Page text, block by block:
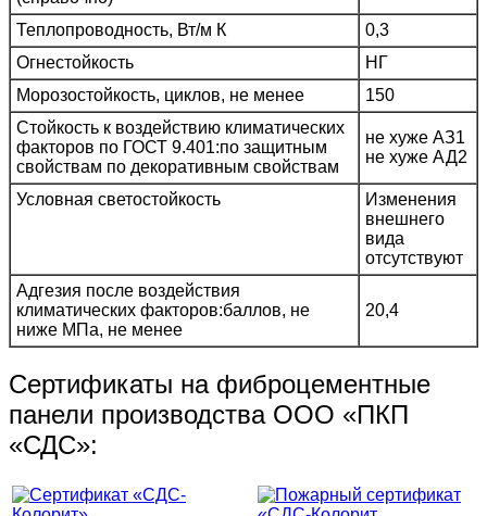
Теплопроводность, Вт/м К
0,3
Огнестойкость
НГ
Морозостойкость, циклов, не менее
150
Стойкость к воздействию климатических
факторов по ГОСТ 9.401:по защитным
свойствам по декоративным свойствам
не хуже АЗ1
не хуже АД2
Условная светостойкость
Изменения
внешнего
вида
отсутствуют
Адгезия после воздействия
климатических факторов:баллов, не
ниже МПа, не менее
20,4
Сертификаты на фиброцементные
панели производства ООО «ПКП
«СДС»: